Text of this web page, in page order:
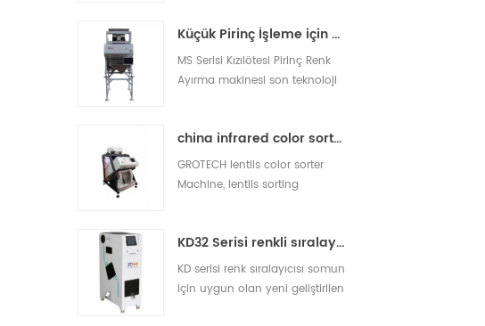
Küçük Pirinç İşleme için Pirinç Renk Ayırma Makinesi
MS Serisi Kızılötesi Pirinç Renk
Ayırma makinesi son teknoloji
ayırabilmektedir.
china infrared color sorter machine manufacturer
GROTECH lentils color sorter
Machine, lentils sorting
foreignmaterials out, be applied
to work after lentils pre-cleaing,
hulling, splitting, polishing etc
KD32 Serisi renkli sıralayıcısı,plastik renk sıralayıcısı
KD serisi renk sıralayıcısı somun
için uygun olan yeni geliştirilen